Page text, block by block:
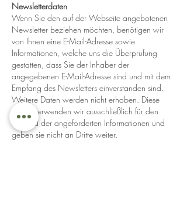
Newsletterdaten
Wenn Sie den auf der Webseite angebotenen
Newsletter beziehen möchten, benötigen wir
von Ihnen eine E-Mail-Adresse sowie
Informationen, welche uns die Überprüfung
gestatten, dass Sie der Inhaber der
angegebenen E-Mail-Adresse sind und mit dem
Empfang des Newsletters einverstanden sind.
Weitere Daten werden nicht erhoben. Diese
Daten verwenden wir ausschließlich für den
Versand der angeforderten Informationen und
geben sie nicht an Dritte weiter.